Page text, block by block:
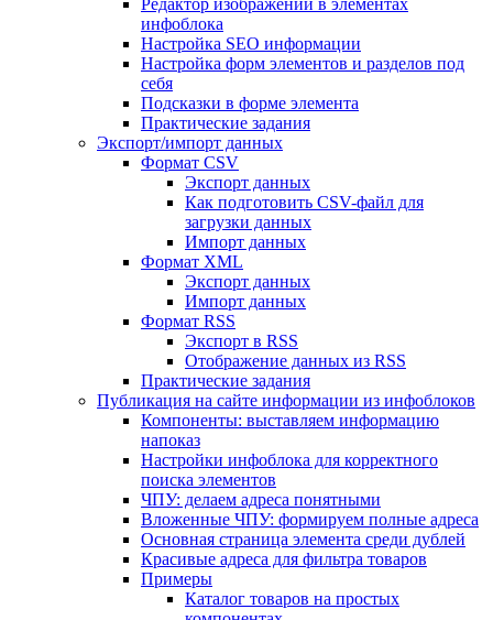
Редактор изображений в элементах
инфоблока
Настройка SEO информации
Настройка форм элементов и разделов под
себя
Подсказки в форме элемента
Практические задания
Экспорт/импорт данных
Формат CSV
Экспорт данных
Как подготовить CSV-файл для
загрузки данных
Импорт данных
Формат XML
Экспорт данных
Импорт данных
Формат RSS
Экспорт в RSS
Отображение данных из RSS
Практические задания
Публикация на сайте информации из инфоблоков
Компоненты: выставляем информацию
напоказ
Настройки инфоблока для корректного
поиска элементов
ЧПУ: делаем адреса понятными
Вложенные ЧПУ: формируем полные адреса
Основная страница элемента среди дублей
Красивые адреса для фильтра товаров
Примеры
Каталог товаров на простых